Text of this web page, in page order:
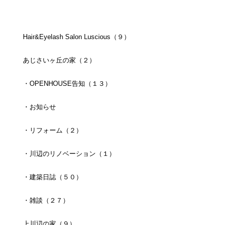
Hair&Eyelash Salon Luscious（９）
あじさいヶ丘の家（２）
・OPENHOUSE告知（１３）
・お知らせ
・リフォーム（２）
・川辺のリノベーション（１）
・建築日誌（５０）
・雑談（２７）